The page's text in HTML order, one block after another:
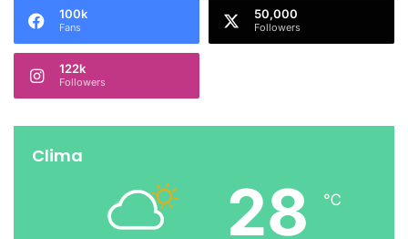
100k
Fans
50,000
Followers
122k
Followers
Clima
28 ℃